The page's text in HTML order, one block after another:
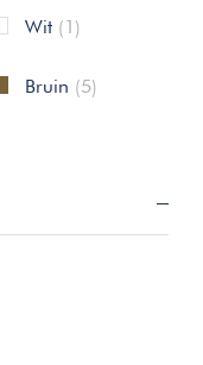
Wit (1)
Bruin (5)